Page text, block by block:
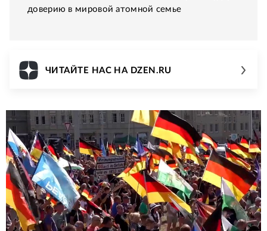
доверию в мировой атомной семье
ЧИТАЙТЕ НАС НА DZEN.RU